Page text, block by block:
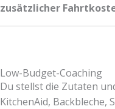
zusätzlicher
Low-Budget-Coaching
Du stellst die Zutaten
KitchenAid,